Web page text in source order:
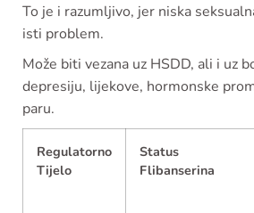
To je i razumljivo, jer niska
isti problem.
Može biti vezana uz HSDD, ali i uz
depresiju, lijekove, hormonske
paru.
Regulatorno
Tijelo
Status
Flibanserina